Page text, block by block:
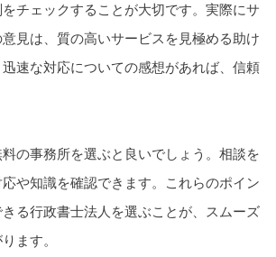
チェックすることが大切です。実際にサ
見は、質の高いサービスを見極める助け
速な対応についての感想があれば、信頼
の事務所を選ぶと良いでしょう。相談を
や知識を確認できます。これらのポイン
きる行政書士法人を選ぶことが、スムーズ
ます。